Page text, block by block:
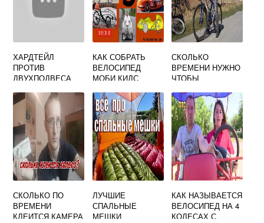
ХАРДТЕЙЛ
ПРОТИВ
ДВУХПОДВЕСА
КАК СОБРАТЬ
ВЕЛОСИПЕД
МОБИ КИДС
СКОЛЬКО
ВРЕМЕНИ НУЖНО
ЧТОБЫ
КАТАТЬСЯ НА
ВЕЛОСИПЕДЕ
СКОЛЬКО ПО
ВРЕМЕНИ
КЛЕИТСЯ КАМЕРА
ЛУЧШИЕ
СПАЛЬНЫЕ
МЕШКИ
КАК НАЗЫВАЕТСЯ
ВЕЛОСИПЕД НА 4
КОЛЕСАХ С